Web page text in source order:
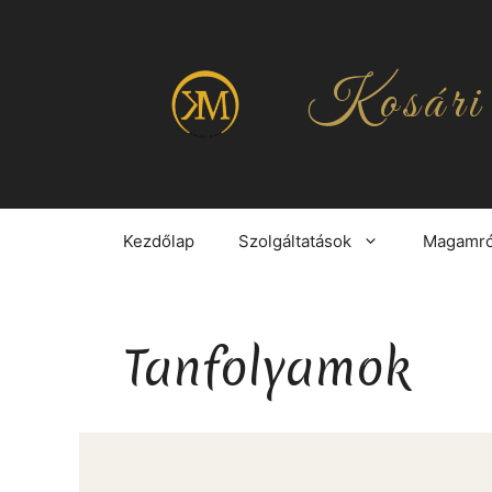
Kezdőlap Szolgáltatások
Tanfolyamok